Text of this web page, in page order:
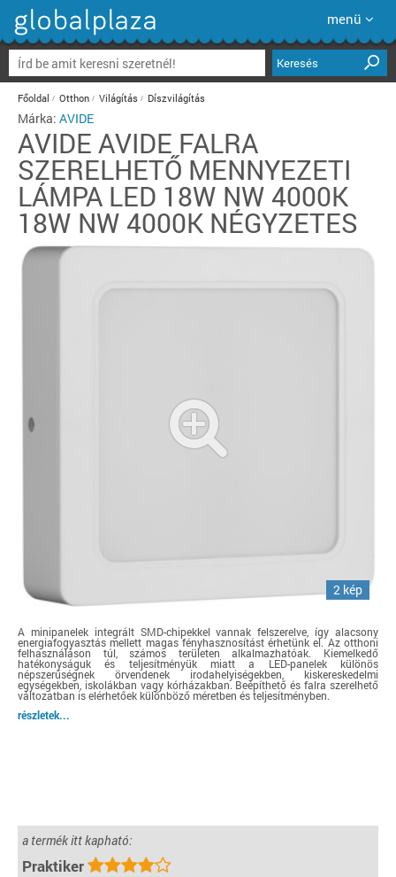
menü
Keresés
Főoldal Otthon Világítás Díszvilágítás
Márka: AVIDE
AVIDE AVIDE FALRA
SZERELHETŐ MENNYEZETI
LÁMPA LED 18W NW 4000K
18W NW 4000K NÉGYZETES
2 kép
A minipanelek integrált SMD-chipekkel vannak felszerelve, így alacsony
energiafogyasztás mellett magas fényhasznosítást érhetünk el. Az otthoni
felhasználáson túl, számos területen alkalmazhatóak. Kiemelkedő
hatékonyságuk és teljesítményük miatt a LED-panelek különös
népszerűségnek örvendenek irodahelyiségekben, kiskereskedelmi
egységekben, iskolákban vagy kórházakban. Beépíthető és falra szerelhető
változatban is elérhetőek különböző méretben és teljesítményben.
részletek...
a termék itt kapható:
Praktiker